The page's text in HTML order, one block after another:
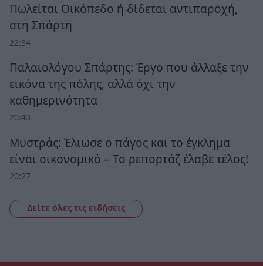
Πωλείται Οικόπεδο ή δίδεται αντιπαροχή,
στη Σπάρτη
22:34
Παλαιολόγου Σπάρτης: Έργο που άλλαξε την
εικόνα της πόλης, αλλά όχι την
καθημερινότητα
20:43
Μυστράς: Έλιωσε ο πάγος και το έγκλημα
είναι οικονομικό – Το ρεπορτάζ έλαβε τέλος!
20:27
Δείτε όλες τις ειδήσεις